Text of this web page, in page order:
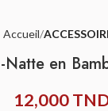
Accueil
en
12,000